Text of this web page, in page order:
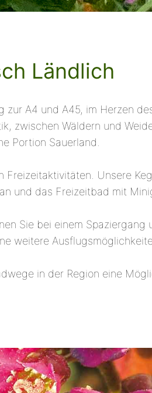
Ländlich
A4 und A45, im Herzen
zwischen Wäldern und
Portion Sauerland.
Unsere
und das Freizeitbad mit
Sie bei einem
weitere
in der Region eine